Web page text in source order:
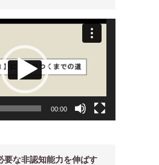
00:00
要な非認知能力を伸ばす